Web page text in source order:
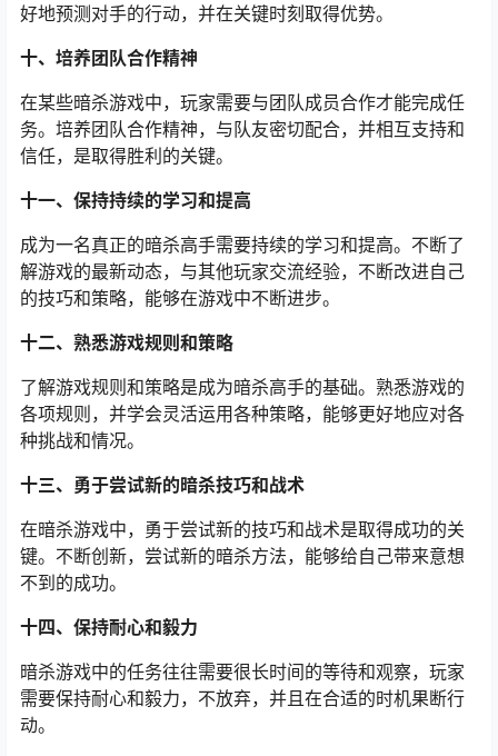
好地预测对手的行动，并在关键时刻取得优势。
十、培养团队合作精神
在某些暗杀游戏中，玩家需要与团队成员合作才能完成任
务。培养团队合作精神，与队友密切配合，并相互支持和
信任，是取得胜利的关键。
十一、保持持续的学习和提高
成为一名真正的暗杀高手需要持续的学习和提高。不断了
解游戏的最新动态，与其他玩家交流经验，不断改进自己
的技巧和策略，能够在游戏中不断进步。
十二、熟悉游戏规则和策略
了解游戏规则和策略是成为暗杀高手的基础。熟悉游戏的
各项规则，并学会灵活运用各种策略，能够更好地应对各
种挑战和情况。
十三、勇于尝试新的暗杀技巧和战术
在暗杀游戏中，勇于尝试新的技巧和战术是取得成功的关
键。不断创新，尝试新的暗杀方法，能够给自己带来意想
不到的成功。
十四、保持耐心和毅力
暗杀游戏中的任务往往需要很长时间的等待和观察，玩家
需要保持耐心和毅力，不放弃，并且在合适的时机果断行
动。